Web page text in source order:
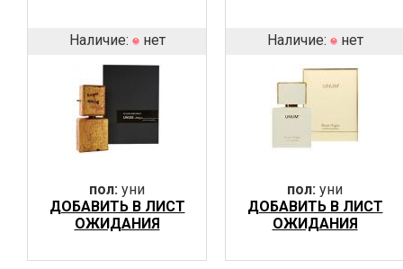
Наличие: нет
пол: уни
ДОБАВИТЬ В ЛИСТ
ОЖИДАНИЯ
Наличие: нет
пол: уни
ДОБАВИТЬ В ЛИСТ
ОЖИДАНИЯ